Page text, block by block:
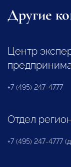
Другие
Центр
+7 (495) 247-4777
Отдел
+7 (495) 247-4777